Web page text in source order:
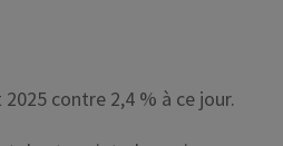
contre 2,4 % à ce jour.